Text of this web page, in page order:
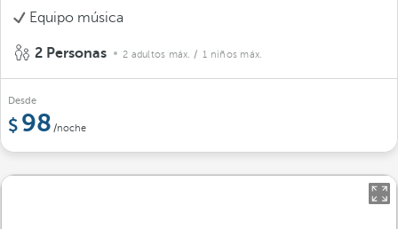
Equipo música
2 Personas 2 adultos máx. / 1 niños máx.
Desde
98 /noche